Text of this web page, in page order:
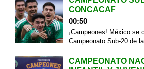
CONCACAF
00:50
¡Campeones! México se
Campeonato Sub-20 de
CAMPEONATO